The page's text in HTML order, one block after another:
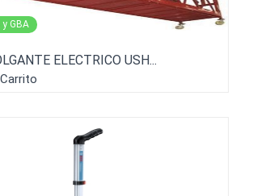
y GBA
ELECTRICO USH...